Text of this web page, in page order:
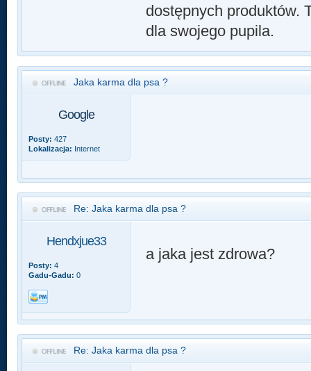
dostępnych produktów.
dla swojego pupila.
Jaka karma dla psa ?
Google
Posty: 427
Lokalizacja: Internet
Re: Jaka karma dla psa ?
Hendxjue33
Posty: 4
Gadu-Gadu: 0
a jaka jest zdrowa?
Re: Jaka karma dla psa ?